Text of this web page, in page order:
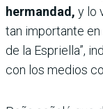
hermandad, y lo
tan importante
de la Espriella”,
con los medios